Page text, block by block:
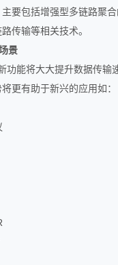
要包括增强型多链路聚
传输等相关技术。
景
功能将大大提升数据传输
更有助于新兴的应用如：